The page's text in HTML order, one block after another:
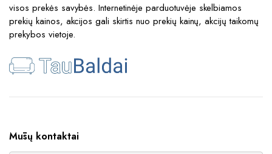
visos prekės savybės. Internetinėje parduotuvėje skelbiamos
prekių kainos, akcijos gali skirtis nuo prekių kainų, akcijų taikomų
prekybos vietoje.
Mūsų kontaktai